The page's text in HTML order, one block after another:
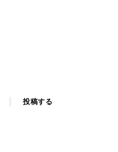
投稿する